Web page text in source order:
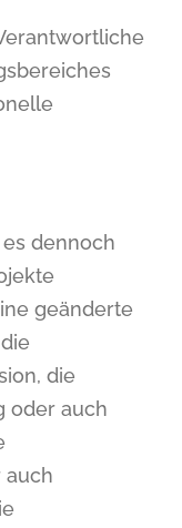
dennoch
geänderte
die
oder auch
auch